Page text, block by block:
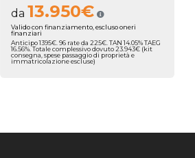
da 13.950€
Valido con finanziamento, escluso oneri
finanziari
Anticipo 1395€. 96 rate da 225€. TAN 14.05% TAEG
16.56%. Totale complessivo dovuto 23.943€ (kit
consegna, spese passaggio di proprietà e
immatricolazione escluse)